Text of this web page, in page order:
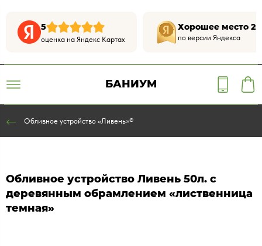
5
оценка на Яндекс Картах
Хорошее место
по версии Яндекса
БАНИУМ
Обливное устройство «Ливень»®
Обливное устройство Ливень 50л. с
деревянным обрамлением «лиственница
темная»